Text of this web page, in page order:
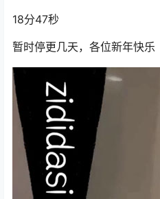
18分47秒
暂时停更几天，各位新年快乐